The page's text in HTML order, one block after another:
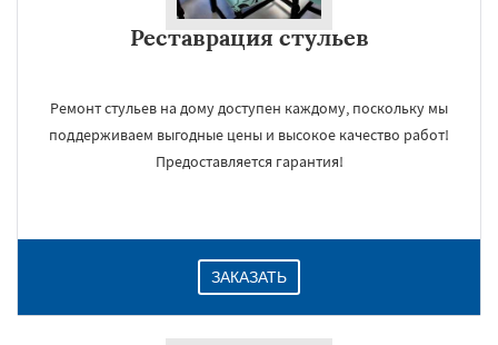
Реставрация стульев
Ремонт стульев на дому доступен каждому, поскольку мы
поддерживаем выгодные цены и высокое качество работ!
Предоставляется гарантия!
ЗАКАЗАТЬ